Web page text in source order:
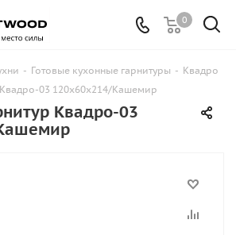
0
- Готовые кухонные гарнитуры - Квадро
03 120х60х214/Кашемир
Квадро-03